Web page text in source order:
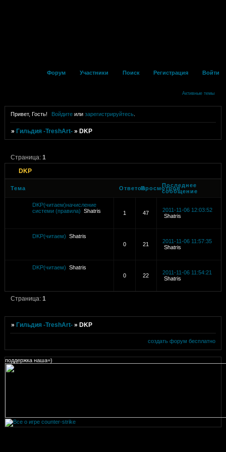
Форум Участники Поиск Регистрация Войти
Активные темы
Привет, Гость! Войдите илизарегистрируйтесь
»Гильдия -TreshArt- »DKP
DKP
Страница:1
Тема ОтветовПросмотров
Последнее
сообщение
DKP(читаем)начисление
системи (правила) Shatris 1 47
2011-11-06 12:03:52
Shatris
DKP(читаем) Shatris
0
21
2011-11-06 11:57:35
Shatris
DKP(читаем) Shatris
0
22
2011-11-06 11:54:21
Shatris
Страница:1
» Гильдия -TreshArt- » DKP
создать форум бесплатно
поддержка наша=)